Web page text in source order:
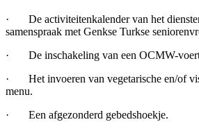
· De activiteitenkalender van het
samenspraak met Genkse Turkse
· De inschakeling van een OCMW-
· Het invoeren van vegetarische en/of
menu.
· Een afgezonderd gebedshoekje.